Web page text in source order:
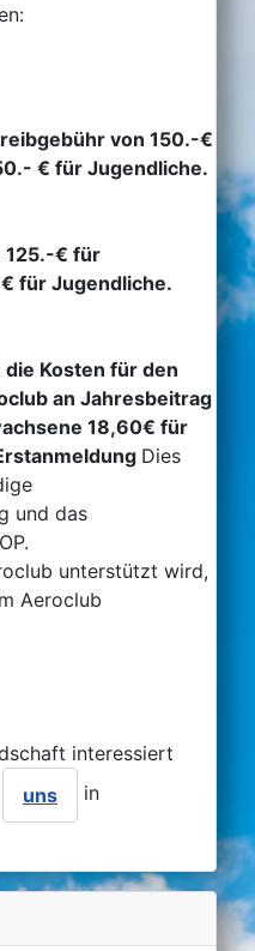
von 150.-€
€ für Jugendliche.
125.-€ für
für Jugendliche.
Kosten für den
an Jahresbeitrag
18,60€ für
Dies
und das
unterstützt wird,
Aeroclub
interessiert
uns
in